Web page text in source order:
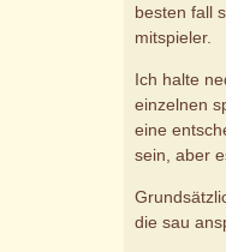
besten fall
mitspieler.
Ich halte
einzelnen
eine
sein, aber
die sau